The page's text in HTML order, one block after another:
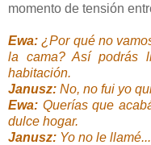
momento de tensión
Ewa:¿Por qué no
la cama? Así podrás
habitación.
Janusz: No, no fui yo
Ewa: Querías que
dulce hogar.
Janusz: Yo no le llamé...